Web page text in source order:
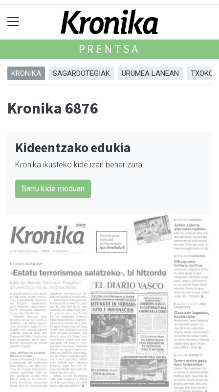
PRENTSA
KRONIKA SAGARDOTEGIAK URUMEA LANEAN
Kronika 6876
Kideentzako edukia
Kronika ikusteko kide izan behar zara.
Sartu kide moduan